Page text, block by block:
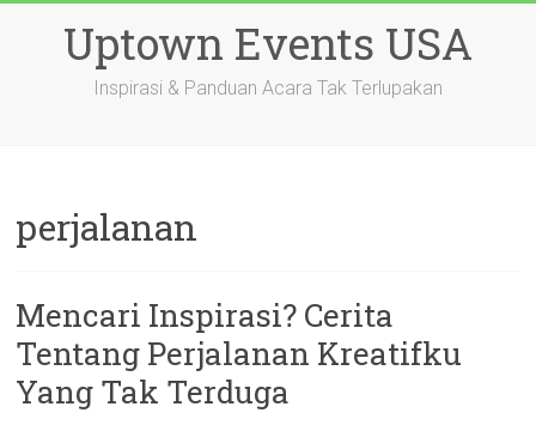
Uptown Events USA
Inspirasi & Panduan Acara Tak Terlupakan
perjalanan
Mencari Inspirasi? Cerita
Tentang Perjalanan Kreatifku
Yang Tak Terduga